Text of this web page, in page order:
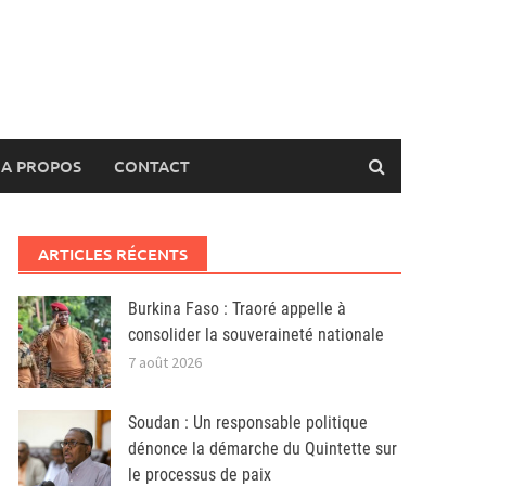
A PROPOS CONTACT
ARTICLES RÉCENTS
Burkina Faso : Traoré appelle à
consolider la souveraineté nationale
7 août 2026
Soudan : Un responsable politique
dénonce la démarche du Quintette sur
le processus de paix